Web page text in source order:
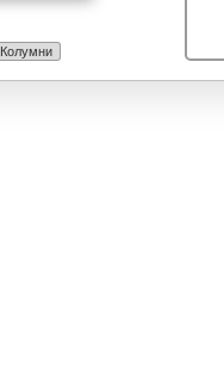
Колумни